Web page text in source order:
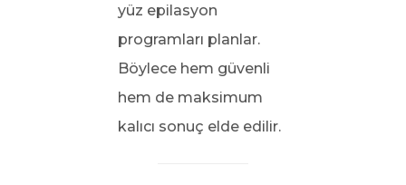
yüz epilasyon
programları planlar.
Böylece hem güvenli
hem de maksimum
kalıcı sonuç elde edilir.